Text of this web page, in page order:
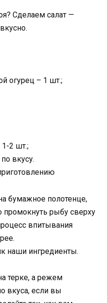
огурец – 1 шт.;
1-2 шт.;
вкусу.
бумажное полотенце,
рыбу сверху
впитывания
наши ингредиенты.
терке, а режем
вкуса, если вы